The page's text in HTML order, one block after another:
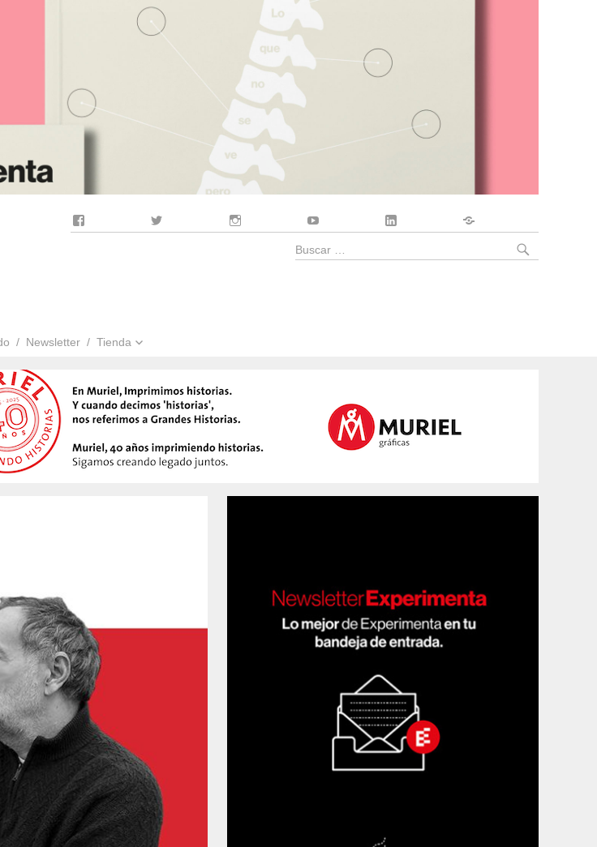
Newsletter Tienda
Buscar